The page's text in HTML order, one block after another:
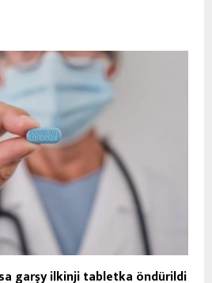
garşy ilkinji tabletka öndürildi